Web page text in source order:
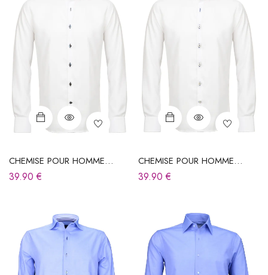
CHEMISE POUR HOMME
BLANCHE
39.90€
CHEMISE POUR HOMME
BLANCHE
39.90€